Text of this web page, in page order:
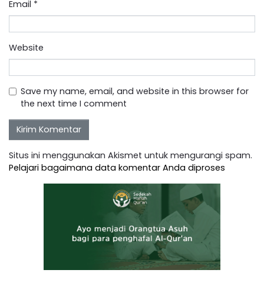
Email *
Website
Save my name, email, and website in this browser for
the next time I comment
Situs ini menggunakan Akismet untuk mengurangi spam.
Pelajari bagaimana data komentar Anda diproses